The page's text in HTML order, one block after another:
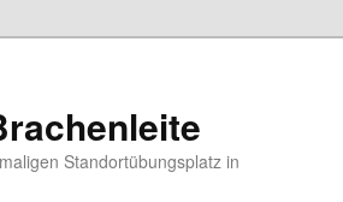
Standortübungsplatz in